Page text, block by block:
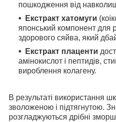
пошкодження від
Екстракт хатомуги
японський компонент для
здорового сяйва, який
Екстракт плаценти
амінокислот і пептидів,
вироблення колагену.
В результаті використання
зволоженою і підтягнутою.
розгладжуються дрібні